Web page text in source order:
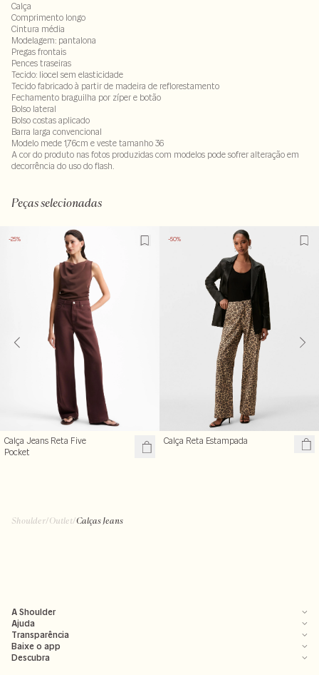
Calça
Comprimento longo
Cintura média
Modelagem: pantalona
Pregas frontais
Pences traseiras
Tecido: liocel sem elasticidade
Tecido fabricado à partir de madeira de reflorestamento
Fechamento braguilha por zíper e botão
Bolso lateral
Bolso costas aplicado
Barra larga convencional
Modelo mede 1,76cm e veste tamanho 36
A cor do produto nas fotos produzidas com modelos pode sofrer alteração em
decorrência do uso do flash.
Peças selecionadas
-25%
Calça Jeans Reta Five
Pocket
-50%
Calça Reta Estampada
Shoulder/Outlet/Calças Jeans
A Shoulder
Ajuda
Transparência
Baixe o app
Descubra